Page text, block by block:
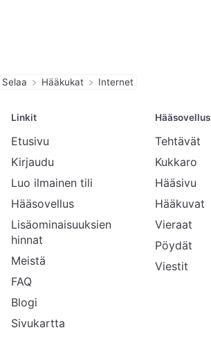
Selaa Hääkukat Internet
Linkit
Etusivu
Kirjaudu
Luo ilmainen tili
Hääsovellus
Lisäominaisuuksien
hinnat
Meistä
FAQ
Blogi
Sivukartta
Hääsovellus
Tehtävät
Kukkaro
Hääsivu
Hääkuvat
Vieraat
Pöydät
Viestit